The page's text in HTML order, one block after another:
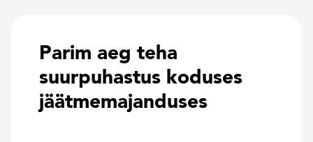
Parim aeg teha
suurpuhastus koduses
jäätmemajanduses